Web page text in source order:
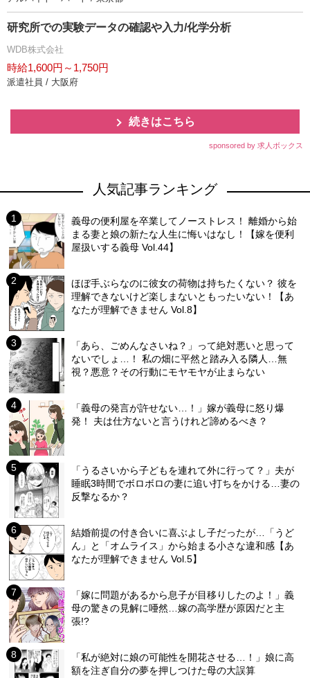
研究所での実験データの確認や入力/化学分析
WDB株式会社
時給1,600円～1,750円
派遣社員 / 大阪府
続きはこちら
sponsored by 求人ボックス
人気記事ランキング
義母の便利屋を卒業してノーストレス！ 離婚から始
まる妻と娘の新たな人生に悔いはなし！【嫁を便利
屋扱いする義母 Vol.44】
ほぼ手ぶらなのに彼女の荷物は持ちたくない？ 彼を
理解できないけど楽しまないともったいない！【あ
なたが理解できません Vol.8】
「あら、ごめんなさいね？」って絶対悪いと思って
ないでしょ…！ 私の畑に平然と踏み入る隣人…無
視？悪意？その行動にモヤモヤが止まらない
「義母の発言が許せない…！」嫁が義母に怒り爆
発！ 夫は仕方ないと言うけれど諦めるべき？
「うるさいから子どもを連れて外に行って？」夫が
睡眠3時間でボロボロの妻に追い打ちをかける…妻の
反撃なるか？
結婚前提の付き合いに喜ぶよし子だったが…「うど
ん」と「オムライス」から始まる小さな違和感【あ
なたが理解できません Vol.5】
「嫁に問題があるから息子が目移りしたのよ！」義
母の驚きの見解に唖然…嫁の高学歴が原因だと主
張!?
「私が絶対に娘の可能性を開花させる…！」娘に高
額を注ぎ自分の夢を押しつけた母の大誤算